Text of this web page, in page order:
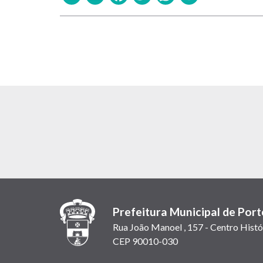
Prefeitura Municipal de
Rua João Manoel , 157 - Centro
CEP 90010-030